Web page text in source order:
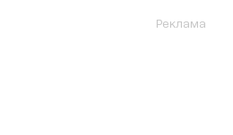
Реклама